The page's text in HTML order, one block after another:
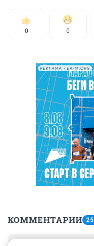
0 0
РЕКЛАМА • EA-M.ORG
КОММЕНТАРИИ 25